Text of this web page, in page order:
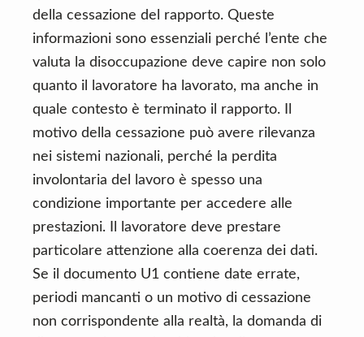
della cessazione del rapporto. Queste
informazioni sono essenziali perché l’ente che
valuta la disoccupazione deve capire non solo
quanto il lavoratore ha lavorato, ma anche in
quale contesto è terminato il rapporto. Il
motivo della cessazione può avere rilevanza
nei sistemi nazionali, perché la perdita
involontaria del lavoro è spesso una
condizione importante per accedere alle
prestazioni. Il lavoratore deve prestare
particolare attenzione alla coerenza dei dati.
Se il documento U1 contiene date errate,
periodi mancanti o un motivo di cessazione
non corrispondente alla realtà, la domanda di